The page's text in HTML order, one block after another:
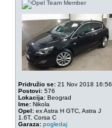
Pridružio se: 21 Nov 2018 16:56
Postovi: 576
Lokacija: Beograd
Ime: Nikola
Opel: ex Astra H GTC, Astra J
1.6T, Corsa C
Garaza: pogledaj